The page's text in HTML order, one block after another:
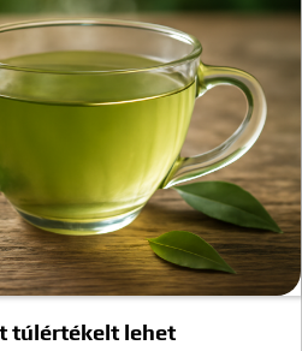
túlértékelt lehet